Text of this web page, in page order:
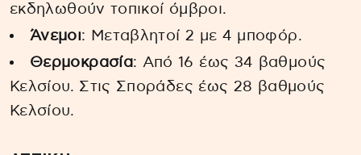
εκδηλωθούν τοπικοί όμβροι.
Άνεμοι: Μεταβλητοί 2 με 4 μποφόρ.
Θερμοκρασία: Από 16 έως 34 βαθμούς
Κελσίου. Στις Σποράδες έως 28 βαθμούς
Κελσίου.